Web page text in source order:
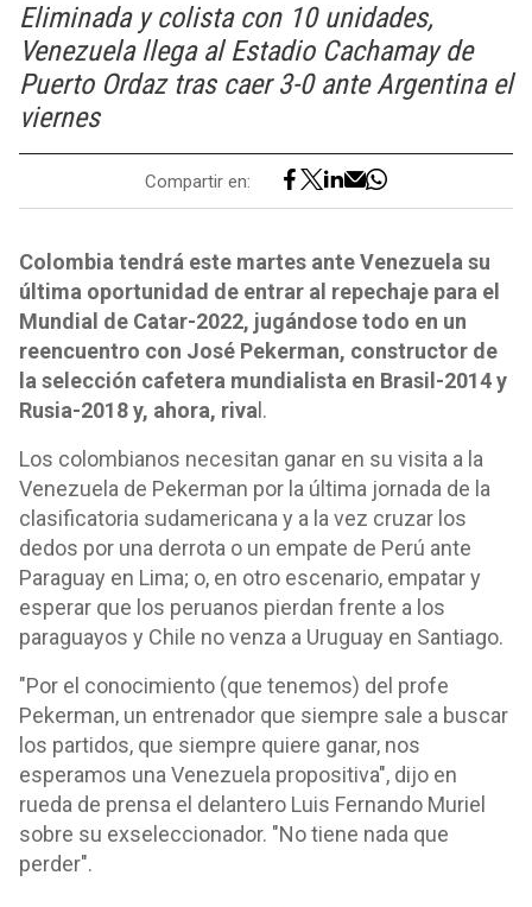
Eliminada y colista con 10 unidades,
Venezuela llega al Estadio Cachamay de
Puerto Ordaz tras caer 3-0 ante Argentina el
viernes
Compartir en:
Colombia tendrá este martes ante Venezuela su
última oportunidad de entrar al repechaje para el
Mundial de Catar-2022, jugándose todo en un
reencuentro con José Pekerman, constructor de
la selección cafetera mundialista en Brasil-2014 y
Rusia-2018 y, ahora, riva l.
Los colombianos necesitan ganar en su visita a la
Venezuela de Pekerman por la última jornada de la
clasificatoria sudamericana y a la vez cruzar los
dedos por una derrota o un empate de Perú ante
Paraguay en Lima; o, en otro escenario, empatar y
esperar que los peruanos pierdan frente a los
paraguayos y Chile no venza a Uruguay en Santiago.
"Por el conocimiento (que tenemos) del profe
Pekerman, un entrenador que siempre sale a buscar
los partidos, que siempre quiere ganar, nos
esperamos una Venezuela propositiva", dijo en
rueda de prensa el delantero Luis Fernando Muriel
sobre su exseleccionador. "No tiene nada que
perder".